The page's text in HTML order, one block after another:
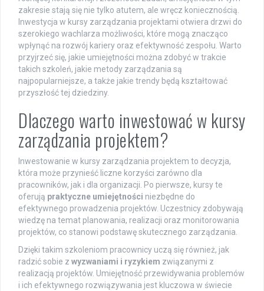
zakresie stają się nie tylko atutem, ale wręcz koniecznością.
Inwestycja w kursy zarządzania projektami otwiera drzwi do
szerokiego wachlarza możliwości, które mogą znacząco
wpłynąć na rozwój kariery oraz efektywność zespołu. Warto
przyjrzeć się, jakie umiejętności można zdobyć w trakcie
takich szkoleń, jakie metody zarządzania są
najpopularniejsze, a także jakie trendy będą kształtować
przyszłość tej dziedziny.
Dlaczego warto inwestować w kursy
zarządzania projektem?
Inwestowanie w kursy zarządzania projektem to decyzja,
która może przynieść liczne korzyści zarówno dla
pracowników, jak i dla organizacji. Po pierwsze, kursy te
oferują praktyczne umiejętności niezbędne do
efektywnego prowadzenia projektów. Uczestnicy zdobywają
wiedzę na temat planowania, realizacji oraz monitorowania
projektów, co stanowi podstawę skutecznego zarządzania.
Dzięki takim szkoleniom pracownicy uczą się również, jak
radzić sobie z wyzwaniami i ryzykiem związanymi z
realizacją projektów. Umiejętność przewidywania problemów
i ich efektywnego rozwiązywania jest kluczowa w świecie